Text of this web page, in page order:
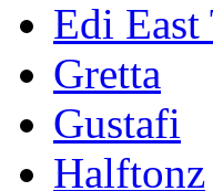
Edi East
Gretta
Gustafi
Halftonz